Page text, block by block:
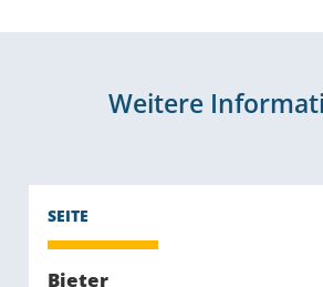
Weitere
Bieter